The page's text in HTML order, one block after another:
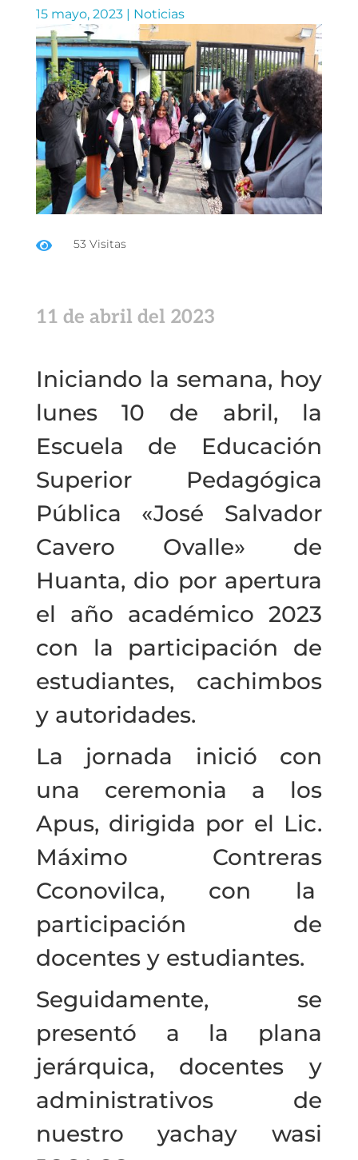
15 mayo, 2023| Noticias
 53 Visitas
11 de abril del 2023
Iniciando la semana, hoy
lunes 10 de abril, la
Escuela de Educación
Superior Pedagógica
Pública «José Salvador
Cavero Ovalle» de
Huanta, dio por apertura
el año académico 2023
con la participación de
estudiantes, cachimbos
y autoridades.
La jornada inició con
una ceremonia a los
Apus, dirigida por el Lic.
Máximo Contreras
Cconovilca, con la
participación de
docentes y estudiantes.
Seguidamente, se
presentó a la plana
jerárquica, docentes y
administrativos de
nuestro yachay wasi